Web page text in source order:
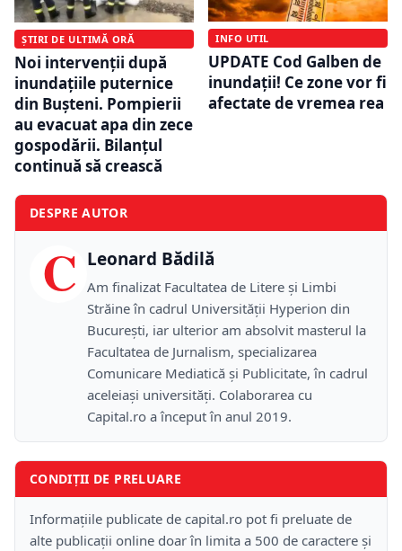
ȘTIRI DE ULTIMĂ ORĂ
Noi intervenții după
inundațiile puternice
din Bușteni. Pompierii
au evacuat apa din zece
gospodării. Bilanțul
continuă să crească
INFO UTIL
UPDATE Cod Galben de
inundații! Ce zone vor fi
afectate de vremea rea
DESPRE AUTOR
C Leonard Bădilă
Am finalizat Facultatea de Litere și Limbi
Străine în cadrul Universității Hyperion din
București, iar ulterior am absolvit masterul la
Facultatea de Jurnalism, specializarea
Comunicare Mediatică și Publicitate, în cadrul
aceleiași universități. Colaborarea cu
Capital.ro a început în anul 2019.
CONDIȚII DE PRELUARE
Informațiile publicate de capital.ro pot fi preluate de
alte publicații online doar în limita a 500 de caractere și